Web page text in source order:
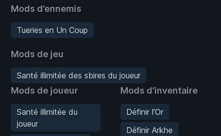
Mods d’ennemis
Tueries en Un Coup
Mods de jeu
Santé illimitée des sbires du joueur
Mods de joueur
Santé illimitée du
joueur
Mods d’inventaire
Définir l'Or
Définir Arkhe